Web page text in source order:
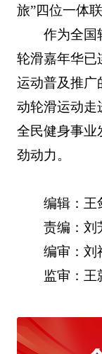
旅”四位一体
作为全国
轮滑嘉年华已
运动普及推广
动轮滑运动走
全民健身事业
劲动力。
编辑：王
责编：刘
编审：刘
监审：王